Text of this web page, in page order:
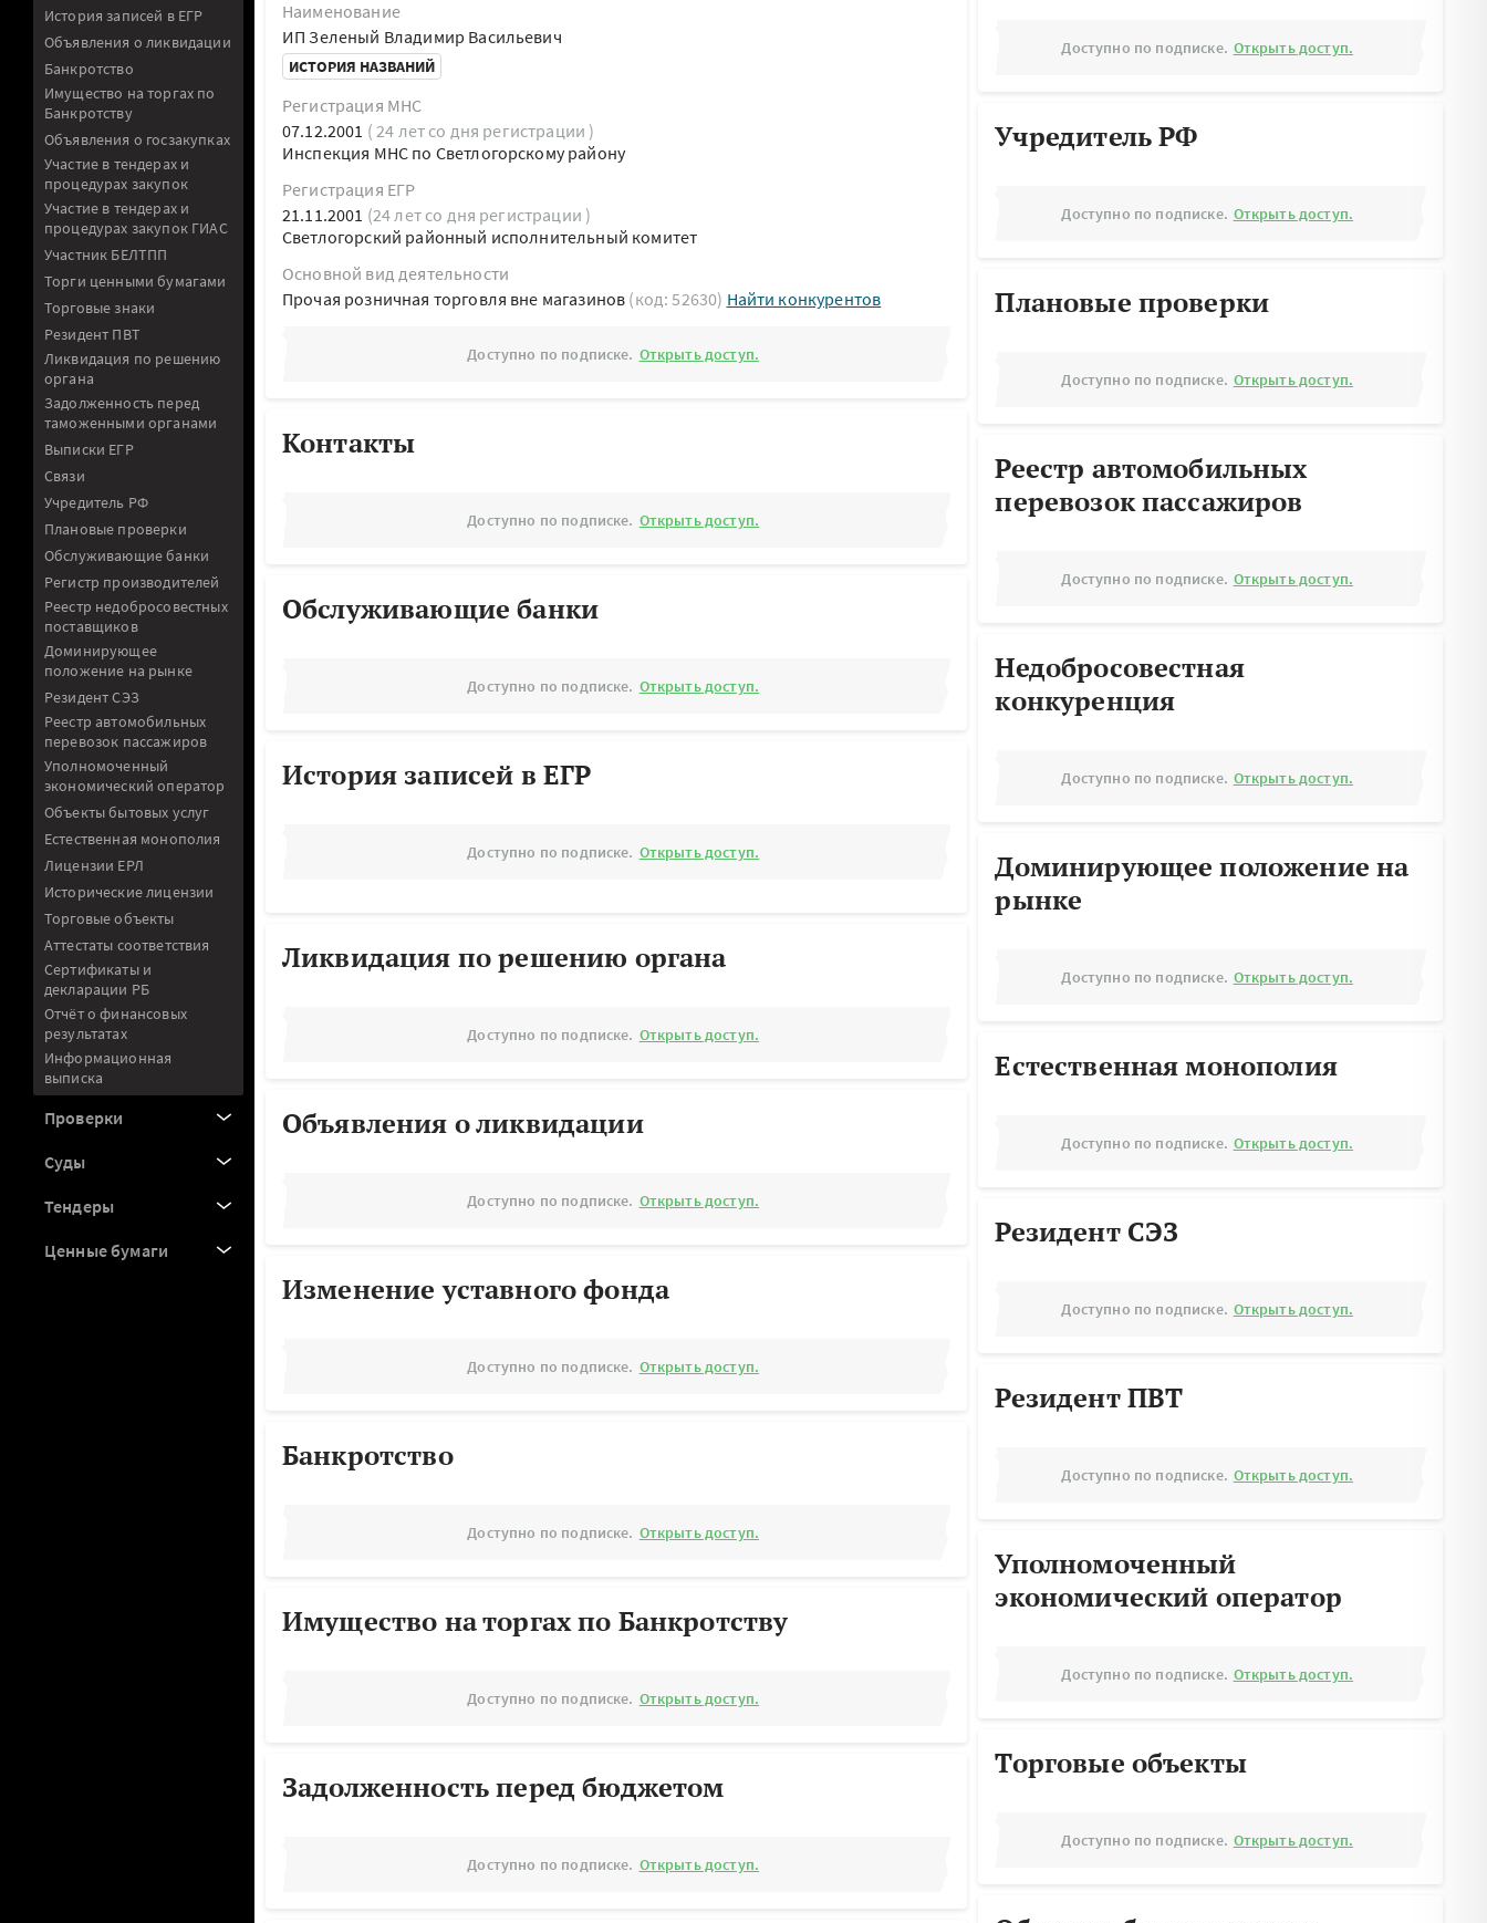
История записей в ЕГР
Объявления о ликвидации
Банкротство
Имущество на торгах по
Банкротству
Объявления о госзакупках
Участие в тендерах и
процедурах закупок
Участие в тендерах и
процедурах закупок ГИАС
Участник БЕЛТПП
Торги ценными бумагами
Торговые знаки
Резидент ПВТ
Ликвидация по решению
органа
Задолженность перед
таможенными органами
Выписки ЕГР
Связи
Учредитель РФ
Плановые проверки
Обслуживающие банки
Регистр производителей
Реестр недобросовестных
поставщиков
Доминирующее
положение на рынке
Резидент СЭЗ
Реестр автомобильных
перевозок пассажиров
Уполномоченный
экономический оператор
Объекты бытовых услуг
Естественная монополия
Лицензии ЕРЛ
Исторические лицензии
Торговые объекты
Аттестаты соответствия
Сертификаты и
декларации РБ
Отчёт о финансовых
результатах
Информационная
выписка
Проверки
Суды
Тендеры
Ценные бумаги
Наименование
ИП Зеленый Владимир Васильевич
ИСТОРИЯ НАЗВАНИЙ
Регистрация МНС
07.12.2001 ( 24 лет со дня регистрации )
Инспекция МНС по Светлогорскому району
Регистрация ЕГР
21.11.2001 (24 лет со дня регистрации )
Светлогорский районный исполнительный комитет
Основной вид деятельности
Прочая розничная торговля вне магазинов (код: 52630) Найти конкурентов
Доступно по подписке. Открыть доступ.
Контакты
Доступно по подписке. Открыть доступ.
Обслуживающие банки
Доступно по подписке. Открыть доступ.
История записей в ЕГР
Доступно по подписке. Открыть доступ.
Ликвидация по решению органа
Доступно по подписке. Открыть доступ.
Объявления о ликвидации
Доступно по подписке. Открыть доступ.
Изменение уставного фонда
Доступно по подписке. Открыть доступ.
Банкротство
Доступно по подписке. Открыть доступ.
Имущество на торгах по Банкротству
Доступно по подписке. Открыть доступ.
Задолженность перед бюджетом
Доступно по подписке. Открыть доступ.
Доступно по подписке. Открыть доступ.
Учредитель РФ
Доступно по подписке. Открыть доступ.
Плановые проверки
Доступно по подписке. Открыть доступ.
Реестр автомобильных
перевозок пассажиров
Доступно по подписке. Открыть доступ.
Недобросовестная
конкуренция
Доступно по подписке. Открыть доступ.
Доминирующее положение на
рынке
Доступно по подписке. Открыть доступ.
Естественная монополия
Доступно по подписке. Открыть доступ.
Резидент СЭЗ
Доступно по подписке. Открыть доступ.
Резидент ПВТ
Доступно по подписке. Открыть доступ.
Уполномоченный
экономический оператор
Доступно по подписке. Открыть доступ.
Торговые объекты
Доступно по подписке. Открыть доступ.